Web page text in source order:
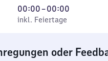
Feiertage
00:00–00:00
Von
0
0
inkl. Feiertage
oder